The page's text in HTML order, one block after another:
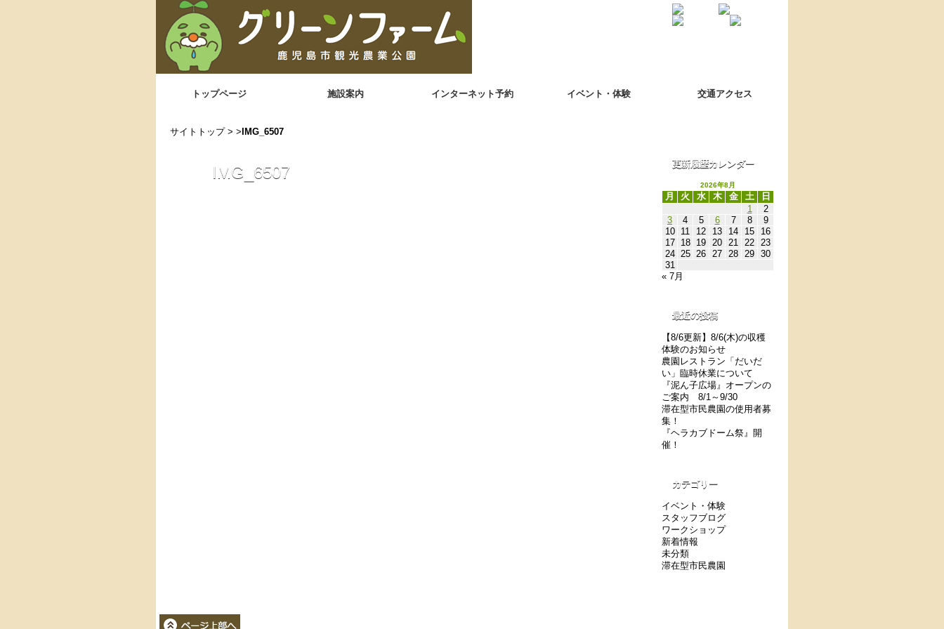
トップページ 施設案内 インターネット予約 イベント・体験 交通アクセス
サイトトップ> > IMG_6507
IMG_6507 更新履歴カレンダー
2026年8月
月 火 水 木 金 土
日
1
2
3
4 5 6 7 8
9
10
11 12 13 14 15
16
17
18 19 20 21 22 23
24 25 26 27 28 29 30
31
« 7月
最近の投稿
【8/6更新】8/6(木)の収穫
体験のお知らせ
農園レストラン「だいだ
い」臨時休業について
『泥ん子広場』オープンの
ご案内 8/1～9/30
滞在型市民農園の使用者募
集！
『ヘラカブドーム祭』開
催！
カテゴリー
イベント・体験
スタッフブログ
ワークショップ
新着情報
未分類
滞在型市民農園